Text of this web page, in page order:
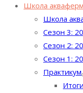
Школа
Школа
Сезон 3:
Сезон 2:
Сезон 1:
Практикум